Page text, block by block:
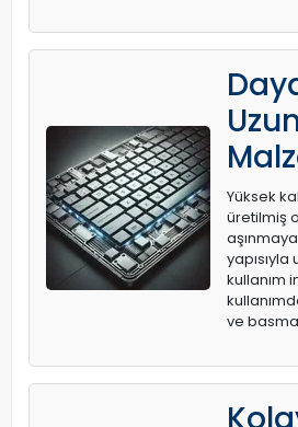
Yüksek
üretilmiş
aşınmaya
yapısıyla
kullanım
ve basma